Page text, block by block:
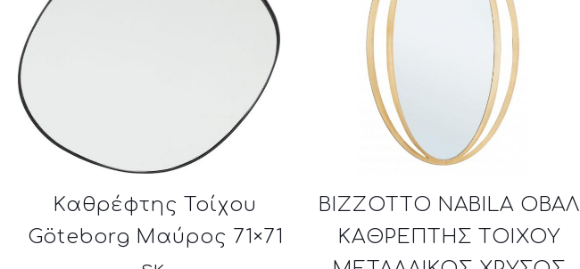
Καθρέφτης Τοίχου
Göteborg Μαύρος 71×71
BIZZOTTO NABILA ΟΒΑΛ
ΚΑΘΡΕΠΤΗΣ ΤΟΙΧΟΥ